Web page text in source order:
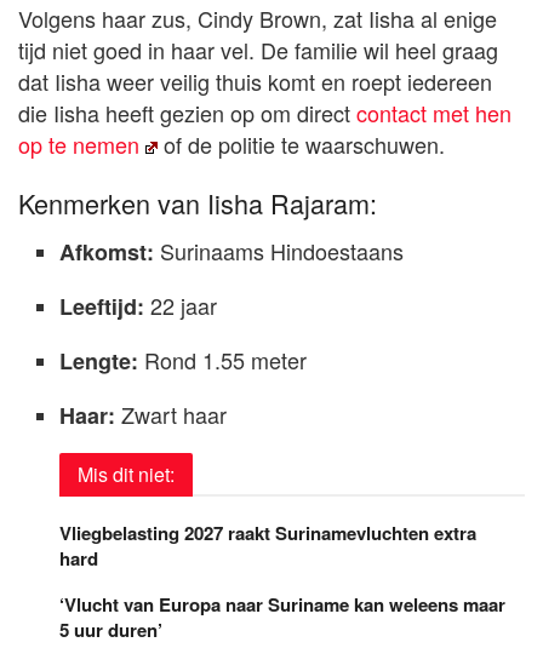
Volgens haar zus, Cindy Brown, zat Iisha al enige
tijd niet goed in haar vel. De familie wil heel graag
dat Iisha weer veilig thuis komt en roept iedereen
die Iisha heeft gezien op om directcontact met hen
op te nemen
of de politie te waarschuwen.
Kenmerken van Iisha Rajaram:
Afkomst: Surinaams Hindoestaans
Leeftijd: 22 jaar
Lengte: Rond 1.55 meter
Haar: Zwart haar
Mis dit niet:
Vliegbelasting 2027 raakt Surinamevluchten extra
hard
‘Vlucht van Europa naar Suriname kan weleens maar
5 uur duren’